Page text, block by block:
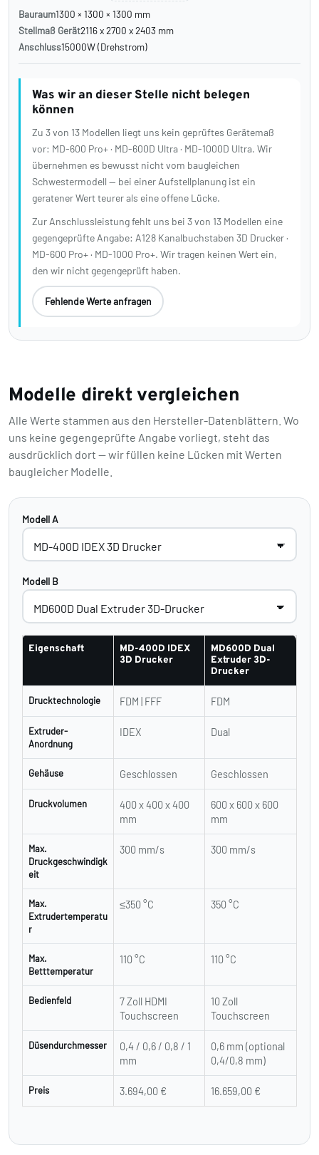
Bauraum1300 × 1300 × 1300 mm
Stellmaß Gerät2116 x 2700 x 2403 mm
Anschluss15000W (Drehstrom)
Was wir an dieser Stelle nicht belegen
können
Zu 3 von 13 Modellen liegt uns kein geprüftes Gerätemaß
vor: MD-600 Pro+ · MD-600D Ultra · MD-1000D Ultra. Wir
übernehmen es bewusst nicht vom baugleichen
Schwestermodell — bei einer Aufstellplanung ist ein
geratener Wert teurer als eine offene Lücke.
Zur Anschlussleistung fehlt uns bei 3 von 13 Modellen eine
gegengeprüfte Angabe: A128 Kanalbuchstaben 3D Drucker ·
MD-600 Pro+ · MD-1000 Pro+. Wir tragen keinen Wert ein,
den wir nicht gegengeprüft haben.
Fehlende Werte anfragen
Modelle direkt vergleichen
Alle Werte stammen aus den Hersteller-Datenblättern. Wo
uns keine gegengeprüfte Angabe vorliegt, steht das
ausdrücklich dort — wir füllen keine Lücken mit Werten
baugleicher Modelle.
Modell A
Modell B
Eigenschaft
MD-400D IDEX
3D Drucker
MD600D Dual
Extruder 3D-
Drucker
Drucktechnologie FDM | FFF FDM
Extruder-
Anordnung
IDEX Dual
Gehäuse Geschlossen Geschlossen
Druckvolumen
400 x 400 x 400
mm
600 x 600 x 600
mm
Max.
Druckgeschwindigk
eit
300 mm/s 300 mm/s
Max.
Extrudertemperatu
r
≤350 °C 350 °C
Max.
Betttemperatur
110 °C 110 °C
Bedienfeld
7 Zoll HDMI
Touchscreen
10 Zoll
Touchscreen
Düsendurchmesser
0,4 / 0,6 / 0,8 / 1
mm
0,6 mm (optional
0,4/0,8 mm)
Preis 3.694,00 € 16.659,00 €